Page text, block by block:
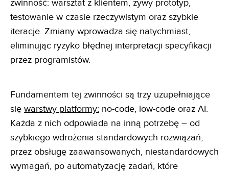
zwinność: warsztat z klientem, żywy prototyp,
testowanie w czasie rzeczywistym oraz szybkie
iteracje. Zmiany wprowadza się natychmiast,
eliminując ryzyko błędnej interpretacji specyfikacji
przez programistów.
Fundamentem tej zwinności są trzy uzupełniające
się warstwy platformy: no-code, low-code oraz AI.
Każda z nich odpowiada na inną potrzebę – od
szybkiego wdrożenia standardowych rozwiązań,
przez obsługę zaawansowanych, niestandardowych
wymagań, po automatyzację zadań, które